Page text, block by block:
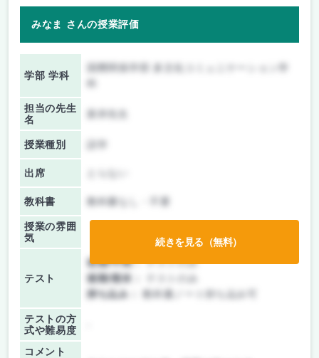
みなま さんの授業評価
学部 学科
担当の先生
名
授業種別
出席
教科書 教科書なし・不要
授業の雰囲
気
テスト
前期/中間：テストのみ
後期/期末：
持ち込み：
教科書ノート持ち込み可
テストの方
式や難易度
コメント
続きを見る（無料）